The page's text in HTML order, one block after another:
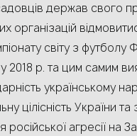
держав свого
організацій
світу з футболу
2018 р. та цим самим
українському
цілісність України
агресії на